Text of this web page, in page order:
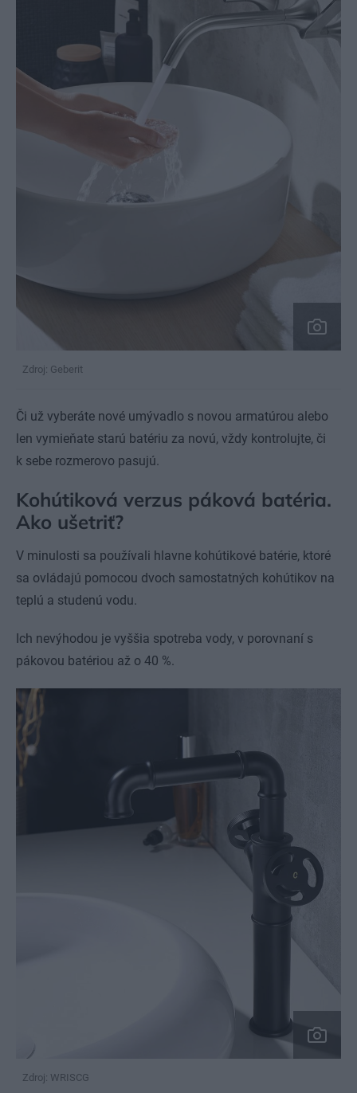
Zdroj: Geberit
Či už vyberáte nové umývadlo s novou armatúrou alebo
len vymieňate starú batériu za novú, vždy kontrolujte, či
k sebe rozmerovo pasujú.
Kohútiková verzus páková batéria.
Ako ušetriť?
V minulosti sa používali hlavne kohútikové batérie, ktoré
sa ovládajú pomocou dvoch samostatných kohútikov na
teplú a studenú vodu.
Ich nevýhodou je vyššia spotreba vody, v porovnaní s
pákovou batériou až o 40 %.
Zdroj: WRISCG